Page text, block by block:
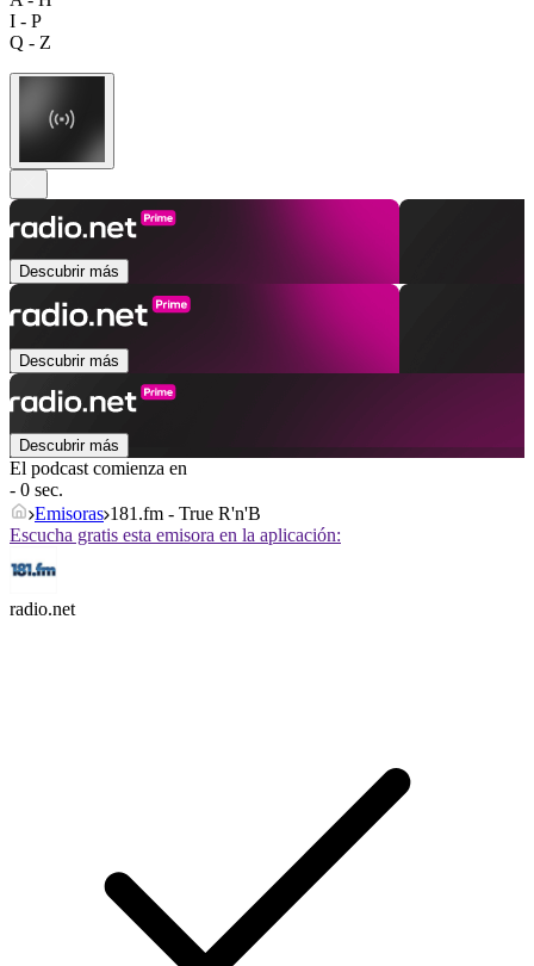
I - P
Q - Z
Descubrir más
Descubrir más
Descubrir más
El podcast comienza en
- 0 sec.
Emisoras 181.fm - True R'n'B
Escucha gratis esta emisora en la aplicación:
radio.net